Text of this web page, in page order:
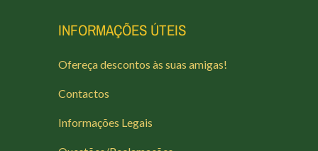
INFORMAÇÕES ÚTEIS
Ofereça descontos às suas amigas!
Contactos
Informações Legais